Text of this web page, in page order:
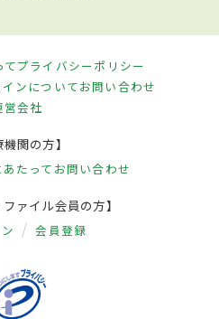
てプライバシーポリシー
ンについてお問い合わせ
営会社
機関の方】
たって お問い合わせ
ファイル会員の方】
会員登録